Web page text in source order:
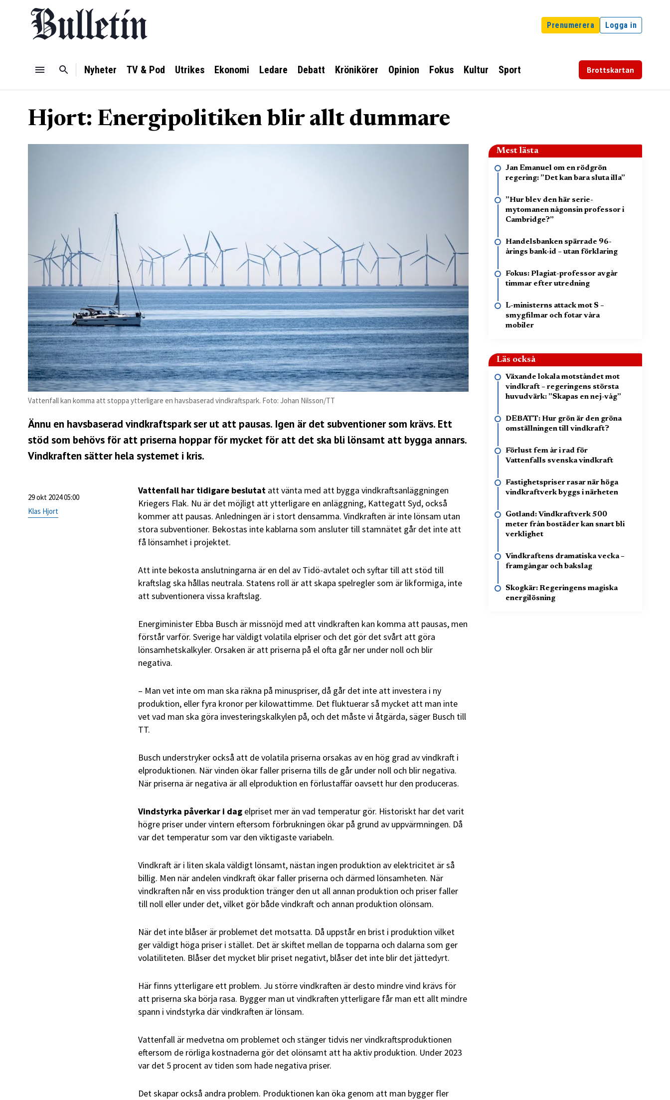
Prenumerera Logga in
Nyheter TV & Pod Utrikes Ekonomi Ledare Debatt Krönikörer Opinion Fokus Kultur Sport Brottskartan
Hjort: Energipolitiken blir allt dummare
Vattenfall kan komma att stoppa ytterligare en havsbaserad vindkraftspark. Foto: Johan Nilsson/TT
Ännu en havsbaserad vindkraftspark ser ut att pausas. Igen är det subventioner som krävs. Ett
stöd som behövs för att priserna hoppar för mycket för att det ska bli lönsamt att bygga annars.
Vindkraften sätter hela systemet i kris.
29 okt 2024 05:00
Klas Hjort
Vattenfall har tidigare beslutat att vänta med att bygga vindkraftsanläggningen
Kriegers Flak. Nu är det möjligt att ytterligare en anläggning, Kattegatt Syd, också
kommer att pausas. Anledningen är i stort densamma. Vindkraften är inte lönsam utan
stora subventioner. Bekostas inte kablarna som ansluter till stamnätet går det inte att
få lönsamhet i projektet.
Att inte bekosta anslutningarna är en del av Tidö-avtalet och syftar till att stöd till
kraftslag ska hållas neutrala. Statens roll är att skapa spelregler som är likformiga, inte
att subventionera vissa kraftslag.
Energiminister Ebba Busch är missnöjd med att vindkraften kan komma att pausas, men
förstår varför. Sverige har väldigt volatila elpriser och det gör det svårt att göra
lönsamhetskalkyler. Orsaken är att priserna på el ofta går ner under noll och blir
negativa.
– Man vet inte om man ska räkna på minuspriser, då går det inte att investera i ny
produktion, eller fyra kronor per kilowattimme. Det fluktuerar så mycket att man inte
vet vad man ska göra investeringskalkylen på, och det måste vi åtgärda, säger Busch till
TT.
Busch understryker också att de volatila priserna orsakas av en hög grad av vindkraft i
elproduktionen. När vinden ökar faller priserna tills de går under noll och blir negativa.
När priserna är negativa är all elproduktion en förlustaffär oavsett hur den produceras.
Vindstyrka påverkar i dag elpriset mer än vad temperatur gör. Historiskt har det varit
högre priser under vintern eftersom förbrukningen ökar på grund av uppvärmningen. Då
var det temperatur som var den viktigaste variabeln.
Vindkraft är i liten skala väldigt lönsamt, nästan ingen produktion av elektricitet är så
billig. Men när andelen vindkraft ökar faller priserna och därmed lönsamheten. När
vindkraften når en viss produktion tränger den ut all annan produktion och priser faller
till noll eller under det, vilket gör både vindkraft och annan produktion olönsam.
När det inte blåser är problemet det motsatta. Då uppstår en brist i produktion vilket
ger väldigt höga priser i stället. Det är skiftet mellan de topparna och dalarna som ger
volatiliteten. Blåser det mycket blir priset negativt, blåser det inte blir det jättedyrt.
Här finns ytterligare ett problem. Ju större vindkraften är desto mindre vind krävs för
att priserna ska börja rasa. Bygger man ut vindkraften ytterligare får man ett allt mindre
spann i vindstyrka där vindkraften är lönsam.
Vattenfall är medvetna om problemet och stänger tidvis ner vindkraftsproduktionen
eftersom de rörliga kostnaderna gör det olönsamt att ha aktiv produktion. Under 2023
var det 5 procent av tiden som hade negativa priser.
Det skapar också andra problem. Produktionen kan öka genom att man bygger fler
Mest lästa
Jan Emanuel om en rödgrön
regering: ”Det kan bara sluta illa”
”Hur blev den här serie-
mytomanen någonsin professor i
Cambridge?”
Handelsbanken spärrade 96-
årings bank-id – utan förklaring
Fokus: Plagiat-professor avgår
timmar efter utredning
L-ministerns attack mot S –
smygfilmar och fotar våra
mobiler
Läs också
Växande lokala motståndet mot
vindkraft – regeringens största
huvudvärk: ”Skapas en nej-våg”
DEBATT: Hur grön är den gröna
omställningen till vindkraft?
Förlust fem år i rad för
Vattenfalls svenska vindkraft
Fastighetspriser rasar när höga
vindkraftverk byggs i närheten
Gotland: Vindkraftverk 500
meter från bostäder kan snart bli
verklighet
Vindkraftens dramatiska vecka –
framgångar och bakslag
Skogkär: Regeringens magiska
energilösning